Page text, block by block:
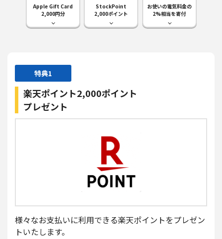
Apple Gift Card
2,000円分
StockPoint
2,000ポイント
お使いの電気料金の
2%相当を寄付
特典1
楽天ポイント2,000ポイント
プレゼント
様々なお支払いに利用できる楽天ポイントをプレゼン
トいたします。